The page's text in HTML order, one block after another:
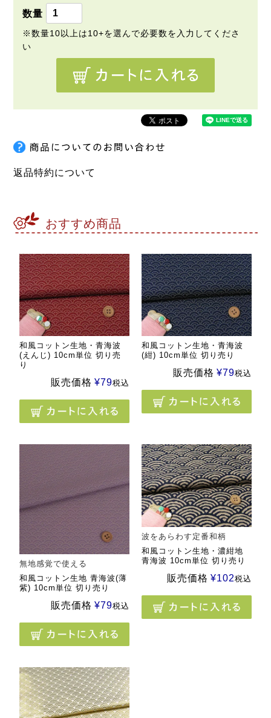
返品特約について
おすすめ商品
和風コットン生地・青海波
(えんじ) 10cm単位 切り売
り
販売価格 ¥79税込
和風コットン生地・青海波
(紺) 10cm単位 切り売り
販売価格 ¥79税込
無地感覚で使える
和風コットン生地 青海波(薄
紫) 10cm単位 切り売り
販売価格 ¥79税込
波をあらわす定番和柄
和風コットン生地・濃紺地
青海波 10cm単位 切り売り
販売価格 ¥102税込